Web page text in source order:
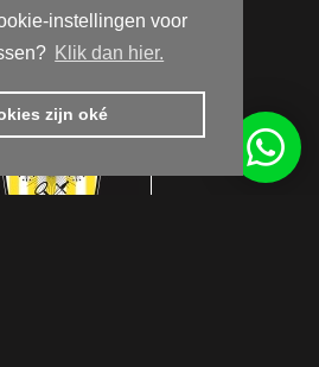
instellingen voor
Klik dan hier.
zijn oké
9810 Nazareth